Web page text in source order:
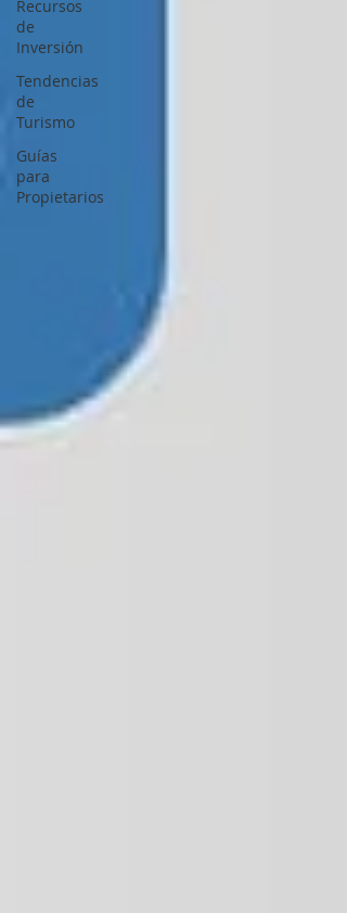
Recursos
de
Inversión
Tendencias
de
Turismo
Guías
para
Propietarios